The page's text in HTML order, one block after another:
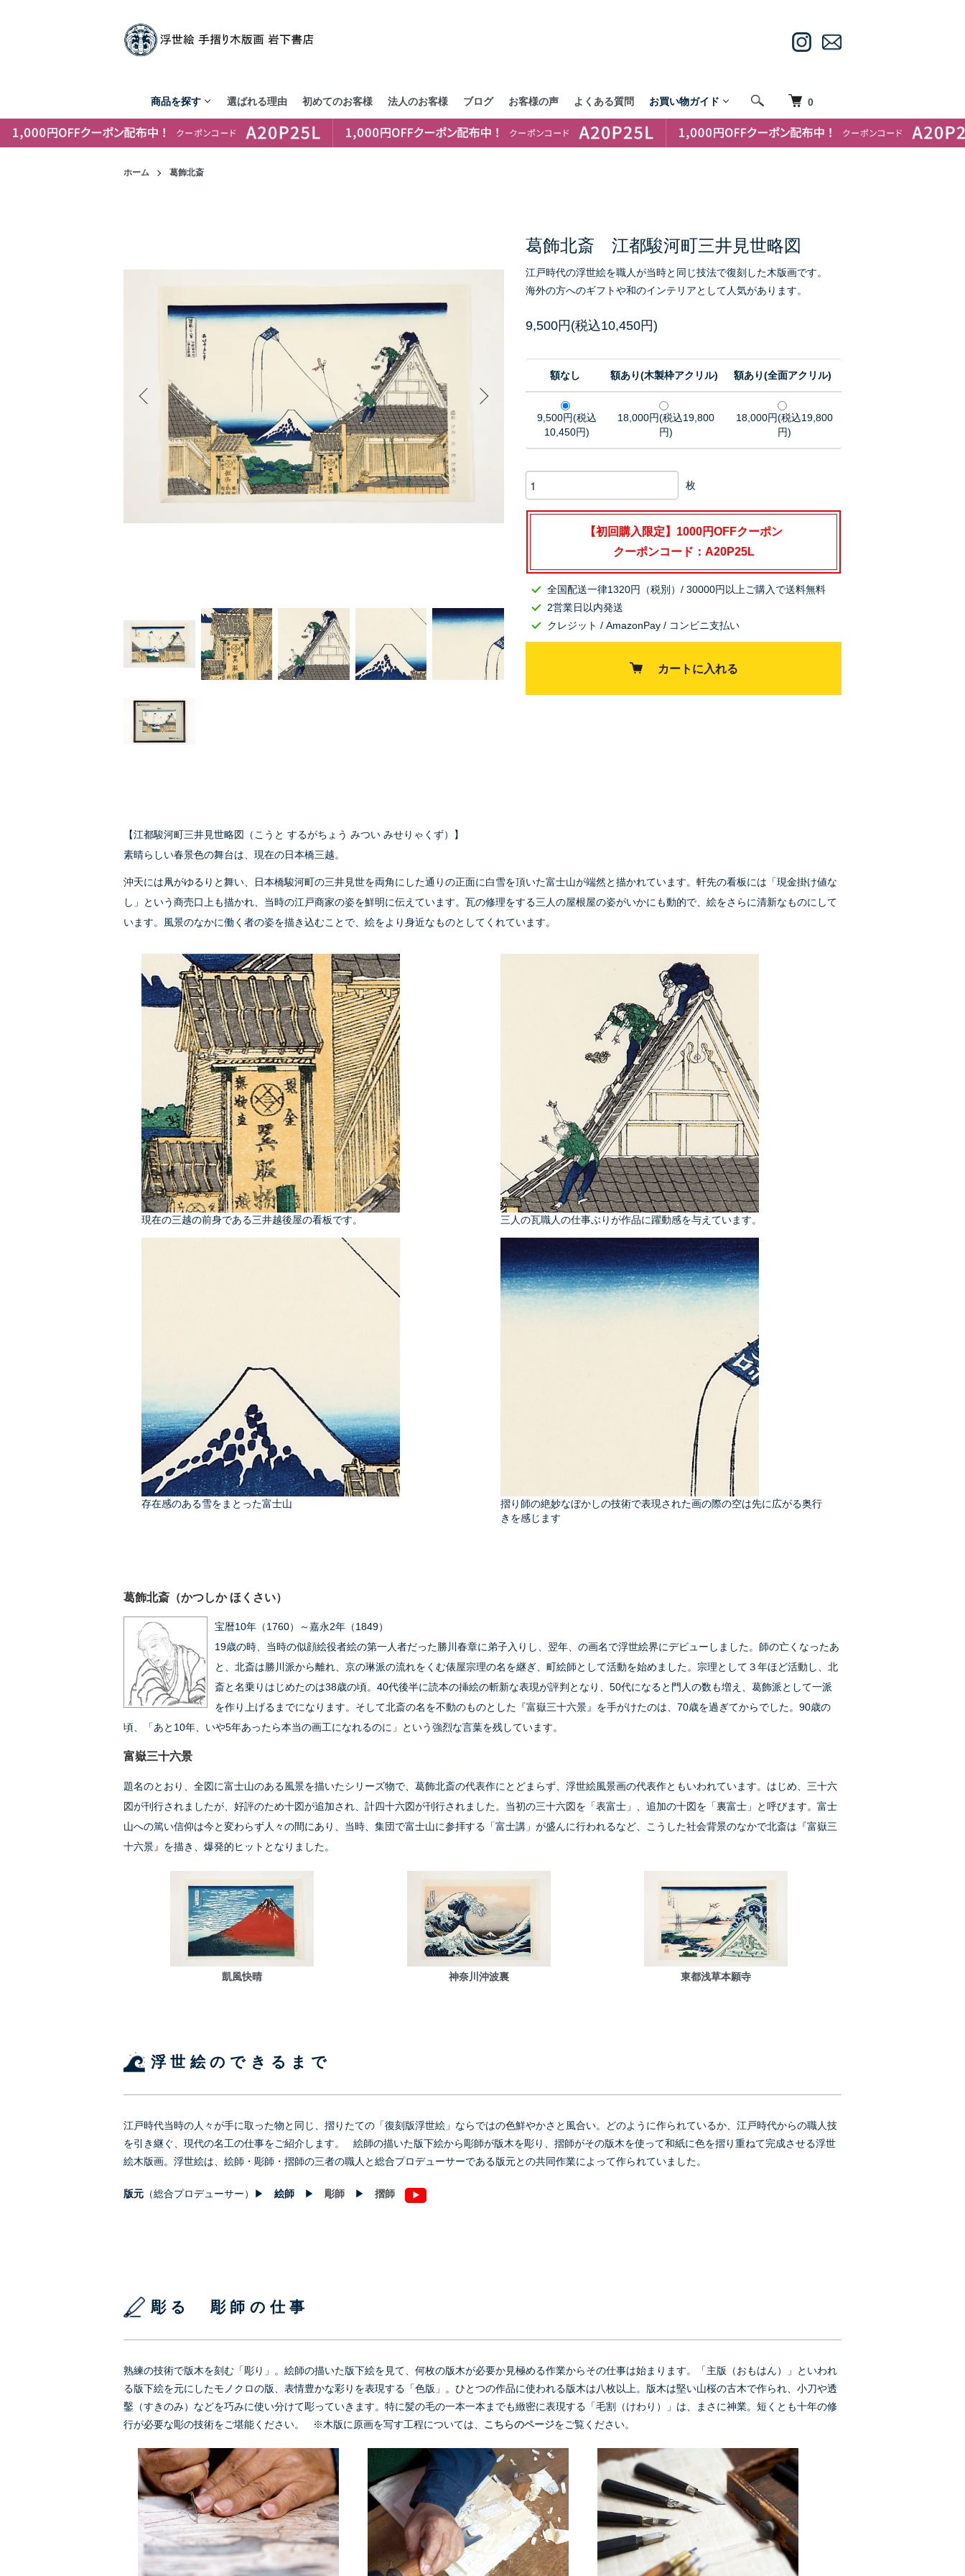
0
商品を探す 選ばれる理由 初めてのお客様 法人のお客様 ブログ お客様の声 よくある質問 お買い物ガイド
ホーム 葛飾北斎
葛飾北斎 江都駿河町三井見世略図
江戸時代の浮世絵を職人が当時と同じ技法で復刻した木版画です。
海外の方へのギフトや和のインテリアとして人気があります。
9,500円(税込10,450円)
額なし 額あり(木製枠アクリル) 額あり(全面アクリル)
9,500円(税込
10,450円)
18,000円(税込19,800
円)
18,000円(税込19,800
円)
枚
【初回購入限定】1000円OFFクーポン
クーポンコード：A20P25L
全国配送一律1320円（税別）/ 30000円以上ご購入で送料無料
2営業日以内発送
クレジット / AmazonPay / コンビニ支払い
カートに入れる
【江都駿河町三井見世略図（こうと するがちょう みつい みせりゃくず）】
素晴らしい春景色の舞台は、現在の日本橋三越。
沖天には凧がゆるりと舞い、日本橋駿河町の三井見世を両角にした通りの正面に白雪を頂いた富士山が端然と描かれています。軒先の看板には「現金掛け値な
し」という商売口上も描かれ、当時の江戸商家の姿を鮮明に伝えています。瓦の修理をする三人の屋根屋の姿がいかにも動的で、絵をさらに清新なものにして
います。風景のなかに働く者の姿を描き込むことで、絵をより身近なものとしてくれています。
現在の三越の前身である三井越後屋の看板です。 三人の瓦職人の仕事ぶりが作品に躍動感を与えています。
存在感のある雪をまとった富士山
摺り師の絶妙なぼかしの技術で表現された画の際の空は先に広がる奥行
きを感じます
葛飾北斎（かつしか ほくさい）
宝暦10年（1760）～嘉永2年（1849）
19歳の時、当時の似顔絵役者絵の第一人者だった勝川春章に弟子入りし、翌年、の画名で浮世絵界にデビューしました。師の亡くなったあ
と、北斎は勝川派から離れ、京の琳派の流れをくむ俵屋宗理の名を継ぎ、町絵師として活動を始めました。宗理として３年ほど活動し、北
斎と名乗りはじめたのは38歳の頃。40代後半に読本の挿絵の斬新な表現が評判となり、50代になると門人の数も増え、葛飾派として一派
を作り上げるまでになります。そして北斎の名を不動のものとした『富嶽三十六景』を手がけたのは、70歳を過ぎてからでした。90歳の
頃、「あと10年、いや5年あったら本当の画工になれるのに」という強烈な言葉を残しています。
富嶽三十六景
題名のとおり、全図に富士山のある風景を描いたシリーズ物で、葛飾北斎の代表作にとどまらず、浮世絵風景画の代表作ともいわれています。はじめ、三十六
図が刊行されましたが、好評のため十図が追加され、計四十六図が刊行されました。当初の三十六図を「表富士」、追加の十図を「裏富士」と呼びます。富士
山への篤い信仰は今と変わらず人々の間にあり、当時、集団で富士山に参拝する「富士講」が盛んに行われるなど、こうした社会背景のなかで北斎は『富嶽三
十六景』を描き、爆発的ヒットとなりました。
凱風快晴 神奈川沖波裏 東都浅草本願寺
浮世絵のできるまで
江戸時代当時の人々が手に取った物と同じ、摺りたての「復刻版浮世絵」ならではの色鮮やかさと風合い。どのように作られているか、江戸時代からの職人技
を引き継ぐ、現代の名工の仕事をご紹介します。 絵師の描いた版下絵から彫師が版木を彫り、摺師がその版木を使って和紙に色を摺り重ねて完成させる浮世
絵木版画。浮世絵は、絵師・彫師・摺師の三者の職人と総合プロデューサーである版元との共同作業によって作られていました。
版元 （総合プロデューサー）▶ 絵師 ▶ 彫師 ▶ 摺師
彫る 彫師の仕事
熟練の技術で版木を刻む「彫り」。絵師の描いた版下絵を見て、何枚の版木が必要か見極める作業からその仕事は始まります。「主版（おもはん）」といわれ
る版下絵を元にしたモノクロの版、表情豊かな彩りを表現する「色版」。ひとつの作品に使われる版木は八枚以上。版木は堅い山桜の古木で作られ、小刀や透
鑿（すきのみ）などを巧みに使い分けて彫っていきます。特に髪の毛の一本一本までも緻密に表現する「毛割（けわり）」は、まさに神業。短くとも十年の修
行が必要な彫の技術をご堪能ください。 ※木版に原画を写す工程については、 こちらのページをご覧ください。